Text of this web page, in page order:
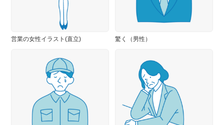
営業の女性イラスト(直立) 驚く（男性）